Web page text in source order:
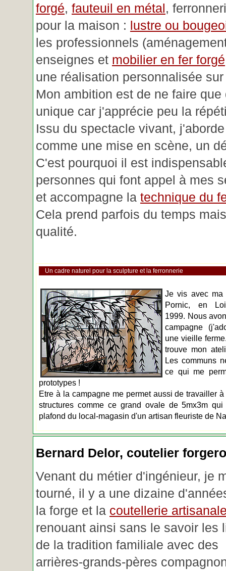
forgé, fauteuil en métal,
pour la maison : lustre ou
les professionnels
enseignes et mobilier en fer forgé
une réalisation personnalisée
Mon ambition est de ne faire que
unique car j'apprécie peu la
Issu du spectacle vivant,
comme une mise en scène, un
C'est pourquoi il est
personnes qui font appel à mes
et accompagne la technique du
Cela prend parfois du temps
qualité.
Un cadre naturel pour la sculpture et la ferronnerie
Je vis avec ma
Pornic, en
1999. Nous
campagne
une vieille
trouve mon
Les communs
ce qui me
prototypes !
Etre à la campagne me permet aussi de travailler
structures comme ce grand ovale de 5mx3m
plafond du local-magasin d'un artisan fleuriste de
Bernard Delor, coutelier
Venant du métier d'ingénieur, je
tourné, il y a une dizaine
la forge et la coutellerie
renouant ainsi sans le savoir les
de la tradition familiale avec des
arrières-grands-pères